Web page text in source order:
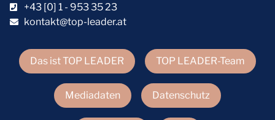
Das ist TOP LEADER TOP LEADER-Team
Mediadaten Datenschutz
+43 [0] 1 - 953 35 23
kontakt@top-leader.at